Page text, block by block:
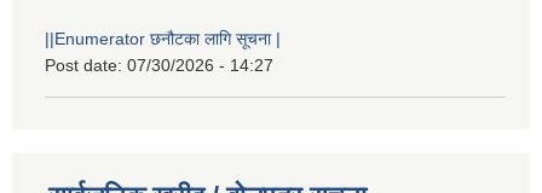
||Enumerator छनौटका लागि सूचना |
Post date: 07/30/2026 - 14:27